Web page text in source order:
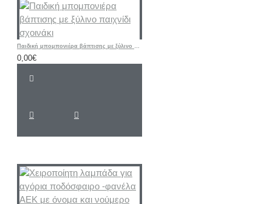
Παιδική μπομπονιέρα βάπτισης με ξύλινο παιχνίδι σχοινάκι
0,00€